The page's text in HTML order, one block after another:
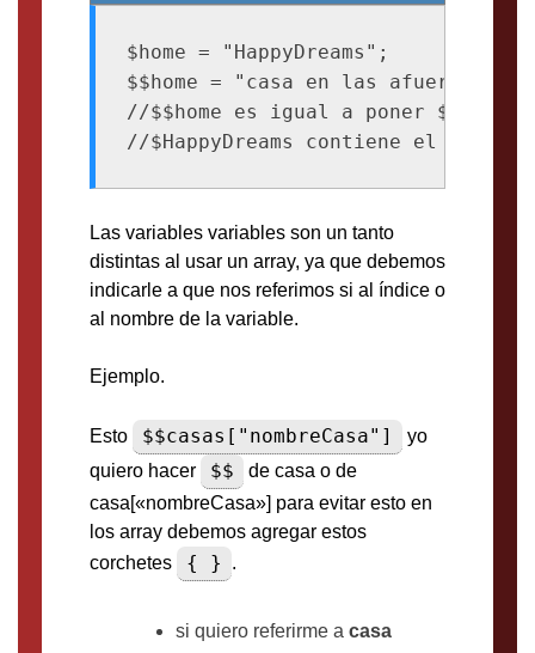
$home = "HappyDreams";
$$home = "casa en las afueras de
//$$home es igual a poner
//$HappyDreams contiene el valor
Las variables variables son un tanto
distintas al usar un array, ya que debemos
indicarle a que nos referimos si al índice o
al nombre de la variable.
Ejemplo.
Esto $$casas["nombreCasa"]
yo
quiero hacer
$$
de casa o de
casa[«nombreCasa»] para evitar esto en
los array debemos agregar estos
corchetes
{ } .
si quiero referirme a casa